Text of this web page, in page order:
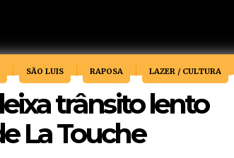
SÃO LUIS RAPOSA LAZER / CULTURA
trânsito lento
La Touche